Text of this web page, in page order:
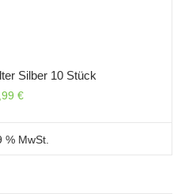
Silber 10 Stück
€
% MwSt.